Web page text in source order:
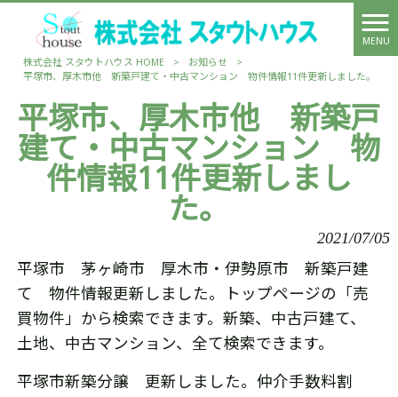
MENU
株式会社 スタウトハウス HOME
> お知らせ
>
平塚市、厚木市他 新築戸建て・中古マンション 物件情報11件更新しました。
平塚市、厚木市他 新築戸
建て・中古マンション 物
件情報11件更新しまし
た。
2021/07/05
平塚市 茅ヶ崎市 厚木市・伊勢原市 新築戸建
て 物件情報更新しました。トップページの「売
買物件」から検索できます。新築、中古戸建て、
土地、中古マンション、全て検索できます。
平塚市新築分譲 更新しました。仲介手数料割